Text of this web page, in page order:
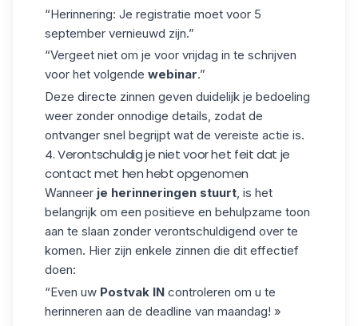
“Herinnering: Je registratie moet voor 5
september vernieuwd zijn.”
“Vergeet niet om je voor vrijdag in te schrijven
voor het volgende webinar.”
Deze directe zinnen geven duidelijk je bedoeling
weer zonder onnodige details, zodat de
ontvanger snel begrijpt wat de vereiste actie is.
4. Verontschuldig je niet voor het feit dat je
contact met hen hebt opgenomen
Wanneer je herinneringen stuurt, is het
belangrijk om een positieve en behulpzame toon
aan te slaan zonder verontschuldigend over te
komen. Hier zijn enkele zinnen die dit effectief
doen:
“Even uw Postvak IN controleren om u te
herinneren aan de deadline van maandag! »